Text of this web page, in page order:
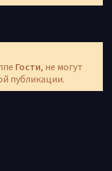
Гости, не могут
публикации.